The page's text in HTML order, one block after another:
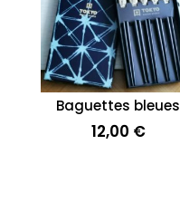
Baguettes bleues
12,00 €